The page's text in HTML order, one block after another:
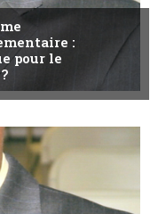
:
pour le